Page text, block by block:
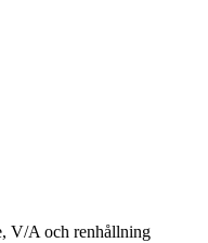
V/A och renhållning